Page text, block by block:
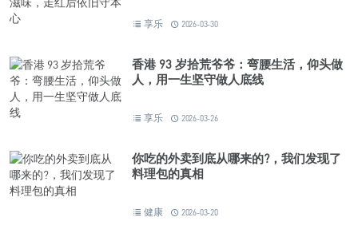
享乐 2026-03-30
香港 93 岁拾荒爷爷：弯腰生活，仰头做
人，用一生坚守做人底线
享乐 2026-03-26
你吃的外卖到底从哪来的?，我们发现了
料理包的真相
健康 2026-03-20